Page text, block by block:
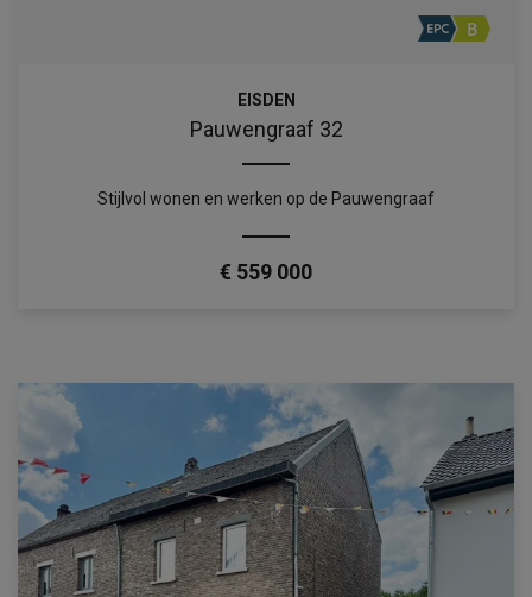
EISDEN
Pauwengraaf 32
Stijlvol wonen en werken op de Pauwengraaf
€ 559 000